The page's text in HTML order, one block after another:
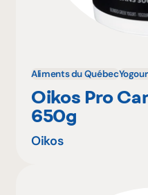
Aliments du Québec
Oikos Pro
650g
Oikos